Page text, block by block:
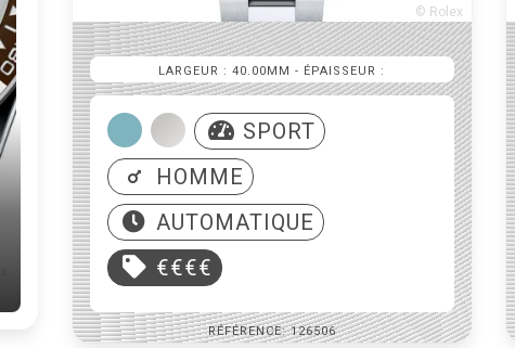
© Rolex
LARGEUR : 40.00MM- ÉPAISSEUR :
SPORT
HOMME
AUTOMATIQUE
€€€€
RÉFÉRENCE: 126506